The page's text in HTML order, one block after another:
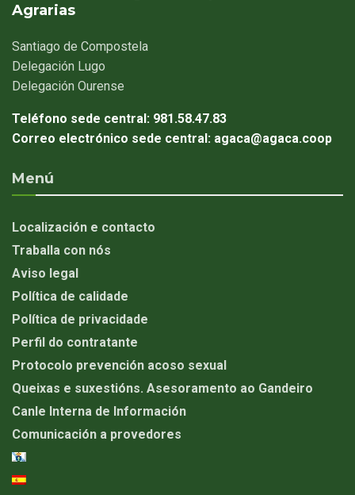
Agrarias
Santiago de Compostela
Delegación Lugo
Delegación Ourense
Teléfono sede central: 981.58.47.83
Correo electrónico sede central: agaca@agaca.coop
Menú
Localización e contacto
Traballa con nós
Aviso legal
Política de calidade
Política de privacidade
Perfil do contratante
Protocolo prevención acoso sexual
Queixas e suxestións. Asesoramento ao Gandeiro
Canle Interna de Información
Comunicación a provedores